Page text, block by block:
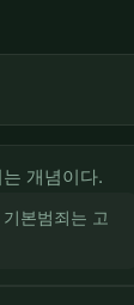
개념이다.
본범죄는 고